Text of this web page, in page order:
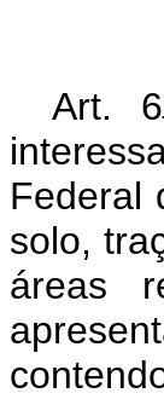
Art. 6
Federal
solo,
áreas